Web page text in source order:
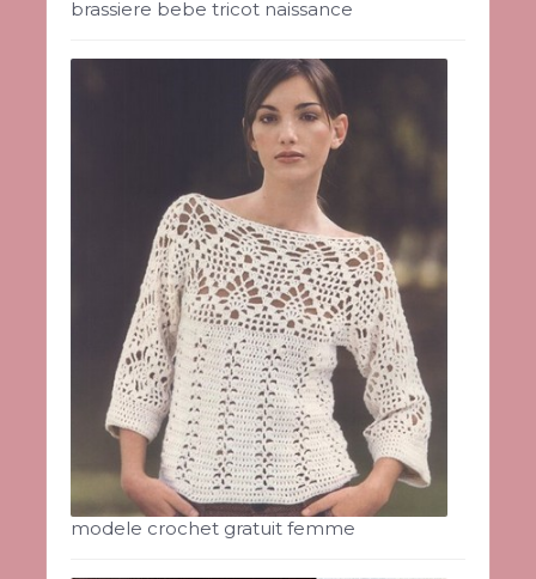
brassiere bebe tricot naissance
modele crochet gratuit femme